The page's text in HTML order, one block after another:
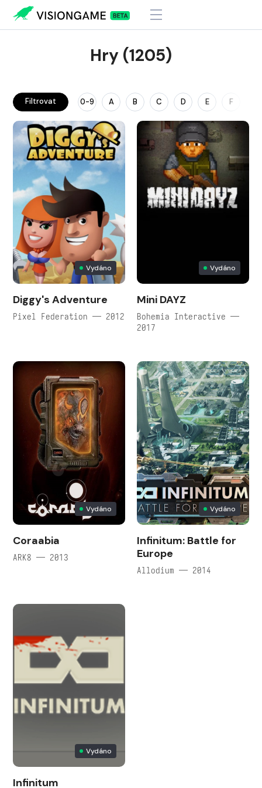
Hry (1205)
Filtrovat 0-9 A B C D E F
Vydáno
Diggy's Adventure
Pixel Federation — 2012
Vydáno
Mini DAYZ
Bohemia Interactive —
2017
Vydáno
Coraabia
ARK8 — 2013
Vydáno
Infinitum: Battle for
Europe
Allodium — 2014
Vydáno
Infinitum